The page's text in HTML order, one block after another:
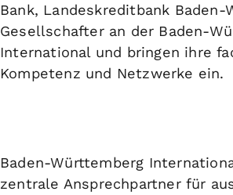
Bank, Landeskreditbank Baden-
Gesellschafter an der Baden-
International und bringen ihre
Kompetenz und Netzwerke ein.
Baden-Württemberg
zentrale Ansprechpartner für